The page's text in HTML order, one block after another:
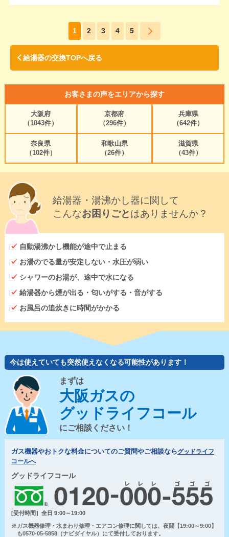
1 2 3 4 5
給湯器の交換TOPへ戻る
お客さまの声をエリアから探す
大阪府
（1043件）
京都府
（296件）
兵庫県
（642件）
奈良県
（102件）
和歌山県
（26件）
滋賀県
（43件）
給湯器・湯沸かし器に関して
こんなお困りごとはありませんか？
自動湯沸かし機能が途中で止まる
お湯のでる量が安定しない・水圧が弱い
シャワーのお湯が、途中で水になる
給湯器から煙が出る・匂いがする・音がする
お風呂の追炊きに時間がかかる
今は使えていても突然使えなくなる可能性があります！
まずは
大阪ガスの
グッドライフコール
にご相談ください！
ガス機器やおトクな料金についてのご質問やご相談ならグッドライフ
コールへ
グッドライフコール
[受付時間］全日 9:00～19:00
※ガス機器修理・水まわり修理・エアコン修理に関しては、夜間【19:00～9:00】
も0570-05-5858（ナビダイヤル）にて受付しております。